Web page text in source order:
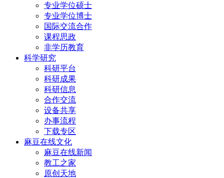
专业学位硕士
专业学位博士
国际交流合作
课程思政
非学历教育
科学研究
科研平台
科研成果
科研信息
合作交流
设备共享
办事流程
下载专区
麻豆在线文化
麻豆在线新闻
教工之家
原创天地